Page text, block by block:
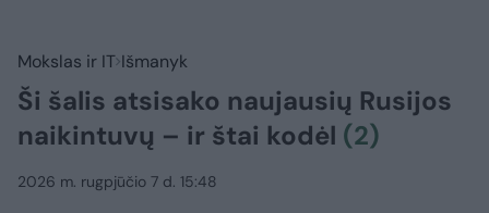
Mokslas ir IT Išmanyk
Ši šalis atsisako naujausių Rusijos
naikintuvų – ir štai kodėl (2)
2026 m. rugpjūčio 7 d. 15:48